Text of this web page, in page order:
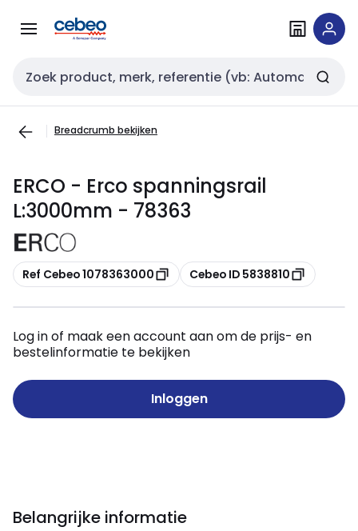
naar
naar
Zoekveld invoer
Breadcrumb bekijken
ERCO - Erco spanningsrail
L:3000mm - 78363
Kopiëren
Ref Cebeo 1078363000 Kopiëren
Cebeo ID 5838810
Log in of maak een account aan om de prijs- en
bestelinformatie te bekijken
Inloggen
Belangrijke informatie